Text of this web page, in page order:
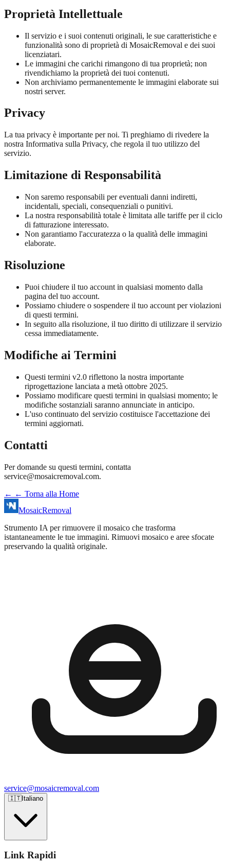
Proprietà Intellettuale
Il servizio e i suoi contenuti originali, le sue caratteristiche e
funzionalità sono di proprietà di MosaicRemoval e dei suoi
licenziatari.
Le immagini che carichi rimangono di tua proprietà; non
rivendichiamo la proprietà dei tuoi contenuti.
Non archiviamo permanentemente le immagini elaborate sui
nostri server.
Privacy
La tua privacy è importante per noi. Ti preghiamo di rivedere la
nostra Informativa sulla Privacy, che regola il tuo utilizzo del
servizio.
Limitazione di Responsabilità
Non saremo responsabili per eventuali danni indiretti,
incidentali, speciali, consequenziali o punitivi.
La nostra responsabilità totale è limitata alle tariffe per il ciclo
di fatturazione interessato.
Non garantiamo l'accuratezza o la qualità delle immagini
elaborate.
Risoluzione
Puoi chiudere il tuo account in qualsiasi momento dalla
pagina del tuo account.
Possiamo chiudere o sospendere il tuo account per violazioni
di questi termini.
In seguito alla risoluzione, il tuo diritto di utilizzare il servizio
cessa immediatamente.
Modifiche ai Termini
Questi termini v2.0 riflettono la nostra importante
riprogettazione lanciata a metà ottobre 2025.
Possiamo modificare questi termini in qualsiasi momento; le
modifiche sostanziali saranno annunciate in anticipo.
L'uso continuato del servizio costituisce l'accettazione dei
termini aggiornati.
Contatti
Per domande su questi termini, contatta
service@mosaicremoval.com.
← ← Torna alla Home
MosaicRemoval
Strumento IA per rimuovere il mosaico che trasforma
istantaneamente le tue immagini. Rimuovi mosaico e aree sfocate
preservando la qualità originale.
service@mosaicremoval.com
🇮🇹Italiano
Link Rapidi